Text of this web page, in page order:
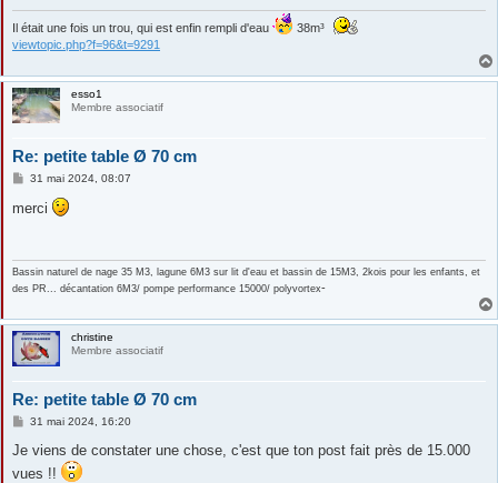
Il était une fois un trou, qui est enfin rempli d'eau
38m³
viewtopic.php?f=96&t=9291
esso1
Membre associatif
Re: petite table Ø 70 cm
M
s
s
31 mai 2024, 08:07
merci
Bassin naturel de nage 35 M3, lagune 6M3 sur lit d'eau et bassin de 15M3, 2kois pour les enfants, et
des PR... décantation 6M3/ pompe performance 15000/ polyvortex-
christine
Membre associatif
Re: petite table Ø 70 cm
M
s
a
31 mai 2024, 16:20
Je viens de constater une chose, c'est que ton post fait près de 15.000
vues !!